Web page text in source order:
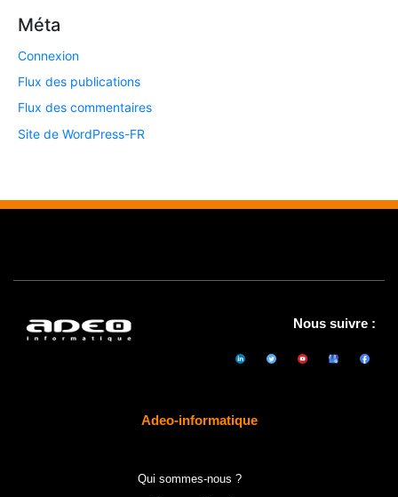
Méta
Connexion
Flux des publications
Flux des commentaires
Site de WordPress-FR
Nous suivre :
Adeo-informatique
Qui sommes-nous ?